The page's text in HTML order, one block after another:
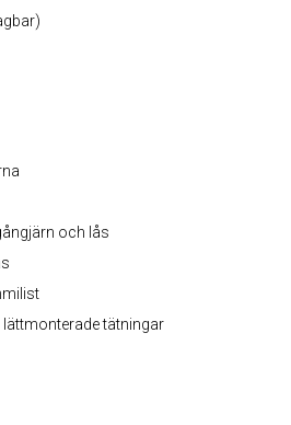
och lås
tätningar